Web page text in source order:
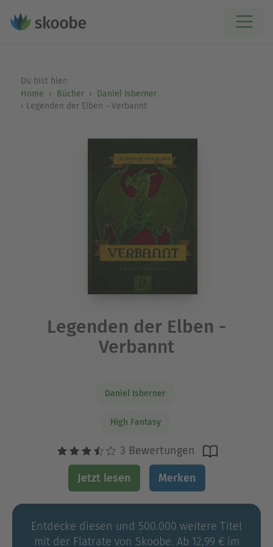
Du bist hier:
Home
Bücher
Daniel Isberner
Legenden der Elben - Verbannt
Legenden der Elben -
Verbannt
Daniel Isberner
High Fantasy
3 Bewertungen
Jetzt lesen Merken
Entdecke diesen und 500.000 weitere Titel
mit der Flatrate von Skoobe. Ab 12,99 € im